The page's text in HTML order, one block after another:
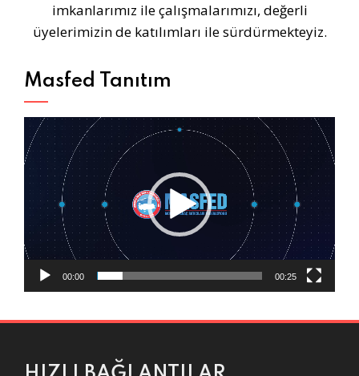
imkanlarımız ile çalışmalarımızı, değerli
üyelerimizin de katılımları ile sürdürmekteyiz.
Masfed Tanıtım
Video
oynatıcı
00:00 00:25